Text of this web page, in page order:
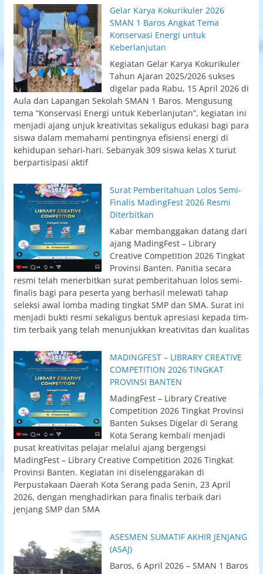
Gelar Karya Kokurikuler 2026
SMAN 1 Baros Angkat Tema
Konservasi Energi untuk
Keberlanjutan
Kegiatan Gelar Karya Kokurikuler
Tahun Ajaran 2025/2026 sukses
digelar pada Rabu, 15 April 2026 di
Aula dan Lapangan Sekolah SMAN 1 Baros. Mengusung
tema “Konservasi Energi untuk Keberlanjutan”, kegiatan ini
menjadi ajang unjuk kreativitas sekaligus edukasi bagi para
siswa dalam memahami pentingnya efisiensi energi di
kehidupan sehari-hari. Sebanyak 309 siswa kelas X turut
berpartisipasi aktif
Surat Pemberitahuan Lolos Semi-
Finalis MadingFest 2026 Resmi
Diterbitkan
Kabar membanggakan datang dari
ajang MadingFest – Library
Creative Competition 2026 Tingkat
Provinsi Banten. Panitia secara
resmi telah menerbitkan surat pemberitahuan lolos semi-
finalis bagi para peserta yang berhasil melewati tahap
seleksi awal lomba mading tingkat SMP dan SMA. Surat ini
menjadi bukti resmi sekaligus bentuk apresiasi kepada tim-
tim terbaik yang telah menunjukkan kreativitas dan kualitas
MADINGFEST – LIBRARY CREATIVE
COMPETITION 2026 TINGKAT
PROVINSI BANTEN
MadingFest – Library Creative
Competition 2026 Tingkat Provinsi
Banten Sukses Digelar di Serang
Kota Serang kembali menjadi
pusat kreativitas pelajar melalui ajang bergengsi
MadingFest – Library Creative Competition 2026 Tingkat
Provinsi Banten. Kegiatan ini diselenggarakan di
Perpustakaan Daerah Kota Serang pada Senin, 23 April
2026, dengan menghadirkan para finalis terbaik dari
jenjang SMP dan SMA
ASESMEN SUMATIF AKHIR JENJANG
(ASAJ)
Baros, 6 April 2026 – SMAN 1 Baros